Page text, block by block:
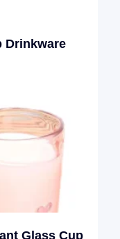
Drinkware
Glass Cup